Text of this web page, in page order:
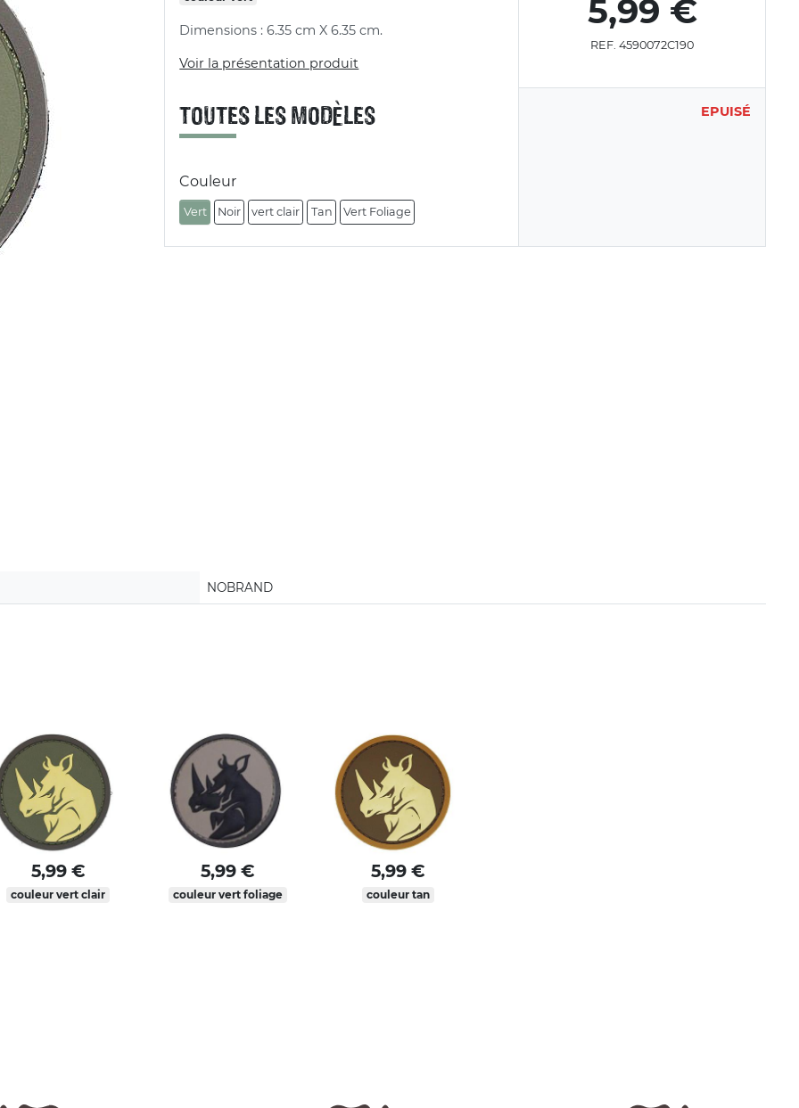
Dimensions : 6.35 cm X 6.35 cm.
Voir la présentation produit
5,99 €
REF. 4590072C190
EPUISÉ
TOUTES LES MODÈLES
Couleur
Vert Noir vert clair Tan Vert Foliage
NOBRAND
5,99 €
couleur vert clair
5,99 €
couleur vert foliage
5,99 €
couleur tan